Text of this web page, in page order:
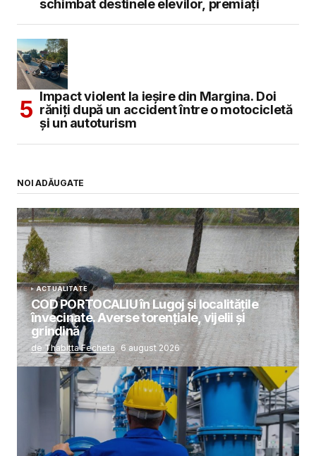
schimbat destinele elevilor, premiați
Impact violent la ieșire din Margina. Doi
răniți după un accident între o motocicletă
și un autoturism
NOI ADĂUGATE
ACTUALITATE
COD PORTOCALIU în Lugoj și localitățile
învecinate. Averse torențiale, vijelii și
grindină
de Thabitta Fecheta 6 august 2026